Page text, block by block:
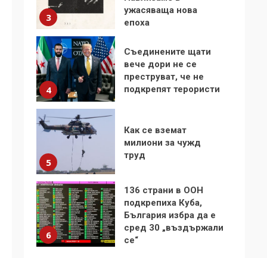
3
ужасяваща нова
епоха
4
Съединените щати
вече дори не се
преструват, че не
подкрепят терористи
5
Как се вземат
милиони за чужд
труд
6
136 страни в ООН
подкрепиха Куба,
България избра да е
сред 30 „въздържали
се“